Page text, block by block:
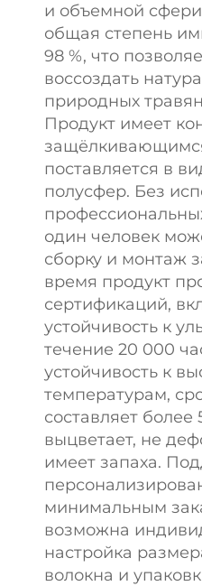
и объемной
общая степень
98 %, что
воссоздать
природных
Продукт имеет
поставляется в
полусфер. Без
один человек
сборку и монтаж
время продукт
сертификаций,
устойчивость к
течение 20 000
устойчивость к
температурам,
составляет более
выцветает, не
имеет запаха.
минимальным
возможна
настройка
волокна и